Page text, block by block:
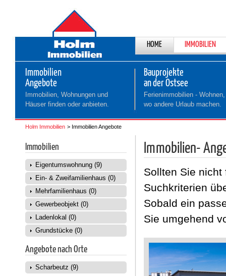
NAVIGATION
ÜBERSPRINGEN
HOME IMMOBILIEN
Immobilien
Angebote
Immobilien, Wohnungen und
Häuser finden oder anbieten.
Bauprojekte
an der Ostsee
Ferienimmobilien - Wohnen,
wo andere Urlaub machen.
Holm Immobilien Immobilien Angebote
Immobilien-
Sollten Sie nicht
Suchkriterien
Sobald ein
Sie umgehend
Immobilien
Eigentumswohnung (9)
Ein- & Zweifamilienhaus (0)
Mehrfamilienhaus (0)
Gewerbeobjekt (0)
Ladenlokal (0)
Grundstücke (0)
Angebote nach Orte
Scharbeutz (9)